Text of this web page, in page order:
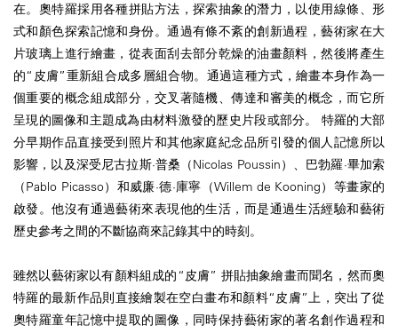
在。奧特羅採用各種拼貼方法，探索抽象的潛力，以使用線條、形
式和顏色探索記憶和身份。通過有條不紊的創新過程，藝術家在大
片玻璃上進行繪畫，從表面刮去部分乾燥的油畫顏料，然後將產生
的“皮膚”重新組合成多層組合物。通過這種方式，繪畫本身作為一
個重要的概念組成部分，交叉著隨機、傳達和審美的概念，而它所
呈現的圖像和主題成為由材料激發的歷史片段或部分。 特羅的大部
分早期作品直接受到照片和其他家庭紀念品所引發的個人記憶所以
影響，以及深受尼古拉斯·普桑（Nicolas Poussin）、巴勃羅·畢加索
（Pablo Picasso）和威廉·德·庫寧（Willem de Kooning）等畫家的
啟發。他沒有通過藝術來表現他的生活，而是通過生活經驗和藝術
歷史參考之間的不斷協商來記錄其中的時刻。
雖然以藝術家以有顏料組成的“皮膚” 拼貼抽象繪畫而聞名，然而奧
特羅的最新作品則直接繪製在空白畫布和顏料“皮膚”上，突出了從
奧特羅童年記憶中提取的圖像，同時保持藝術家的著名創作過程和